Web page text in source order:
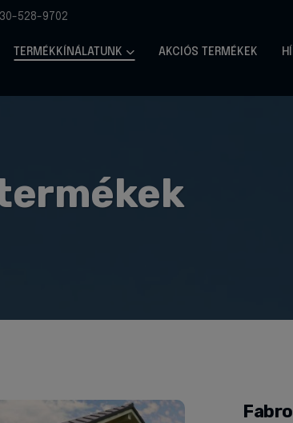
528-9702
TERMÉKKÍNÁLATUNK AKCIÓS TERMÉKEK